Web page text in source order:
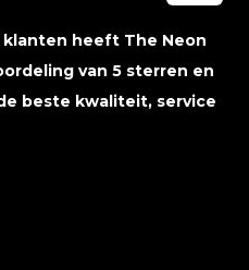
heeft The Neon
van 5 sterren en
beste kwaliteit, service